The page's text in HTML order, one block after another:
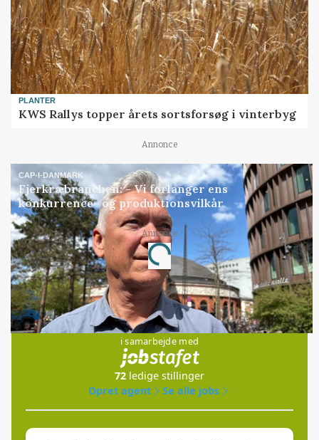
PLANTER
KWS Rallys topper årets sortsforsøg i vinterbyg
Annonce
CAP-I-DANMARK
Fjerkræbranchen: - Vi forlanger ens
konkurrence- og produktionsvilkår
Annonce
Loading...
Jobs
i samarbejde med
72 ledige stillinger
Opret agent
Se alle jobs